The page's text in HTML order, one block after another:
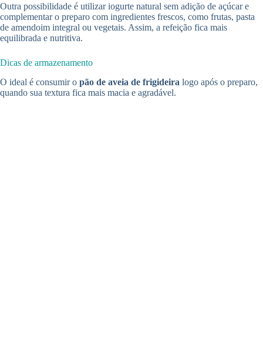
Outra possibilidade é utilizar iogurte natural sem adição de açúcar e
complementar o preparo com ingredientes frescos, como frutas, pasta
de amendoim integral ou vegetais. Assim, a refeição fica mais
equilibrada e nutritiva.
Dicas de armazenamento
O ideal é consumir o pão de aveia de frigideira logo após o preparo,
quando sua textura fica mais macia e agradável.